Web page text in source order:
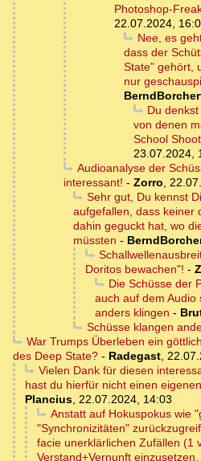
Photoshop-
22.07.2024,
Nee, es
dass der
State" gehört,
nur
Du
von denen
School
23.07.2024,
Audioanalyse der
interessant! - Zorro,
Sehr gut, Du kennst
aufgefallen, dass keiner
dahin geguckt hat, wo
müssten -
Doritos bewachen"! -
Die Schüsse der
auch auf dem Audio
anders klingen -
Schüsse klangen
War Trumps Überleben ein
des Deep State? - Radegast,
Vielen Dank für diesen
hast du hierfür nicht einen
Plancius, 22.07.2024, 14:03
Anstatt auf Hokuspokus wie
"Synchronizitäten"
facie unerklärlichen Zufällen (1
Verstand+Vernunft